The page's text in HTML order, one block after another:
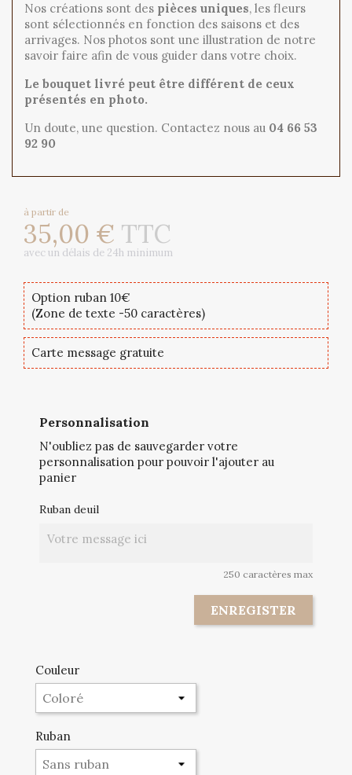
Nos créations sont des pièces uniques, les fleurs
sont sélectionnés en fonction des saisons et des
arrivages. Nos photos sont une illustration de notre
savoir faire afin de vous guider dans votre choix.
Le bouquet livré peut être différent de ceux
présentés en photo.
Un doute, une question. Contactez nous au 04 66 53
92 90
à partir de
35,00 € TTC
avec un délais de 24h minimum
Option ruban 10€
(Zone de texte -50 caractères)
Carte message gratuite
Personnalisation
N'oubliez pas de sauvegarder votre
personnalisation pour pouvoir l'ajouter au
panier
Ruban deuil
250 caractères max
ENREGISTER
Couleur
Ruban